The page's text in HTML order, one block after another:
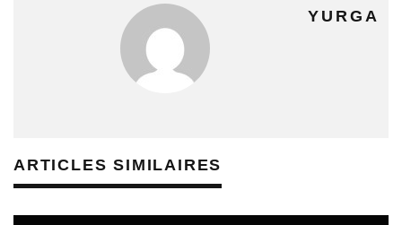
YURGA
ARTICLES SIMILAIRES